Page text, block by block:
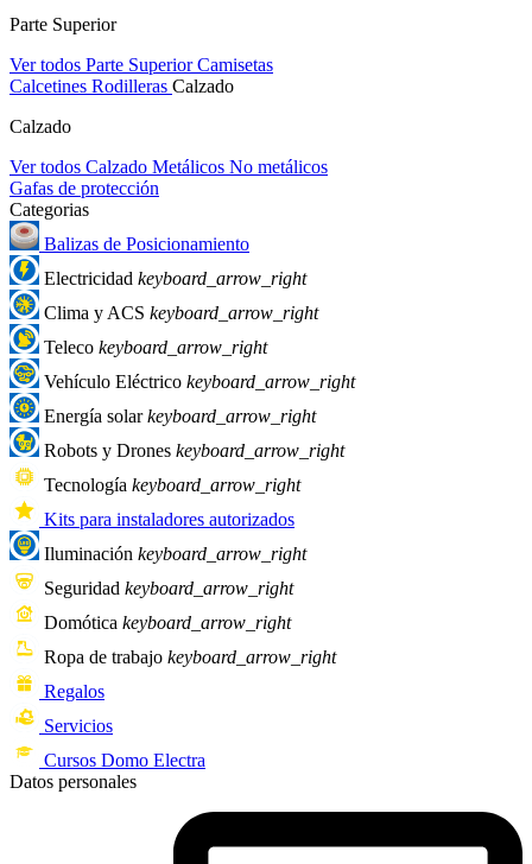
Parte Superior
Ver todos Parte SuperiorCamisetas
Calcetines Rodilleras Calzado
Calzado
Ver todos Calzado Metálicos No metálicos
Gafas de protección
Categorias
Balizas de Posicionamiento
Electricidad keyboard_arrow_right
Clima y ACS keyboard_arrow_right
Teleco keyboard_arrow_right
Vehículo Eléctrico keyboard_arrow_right
Energía solarkeyboard_arrow_right
Robots y Drones keyboard_arrow_right
Tecnología keyboard_arrow_right
Kits para instaladores autorizados
Iluminación keyboard_arrow_right
Seguridad keyboard_arrow_right
Domótica keyboard_arrow_right
Ropa de trabajo keyboard_arrow_right
Regalos
Servicios
Cursos Domo Electra
Datos personales